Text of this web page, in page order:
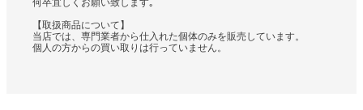
【取扱商品について】
当店では、専門業者から仕入れた個体のみを販売しています。
個人の方からの買い取りは行っていません。